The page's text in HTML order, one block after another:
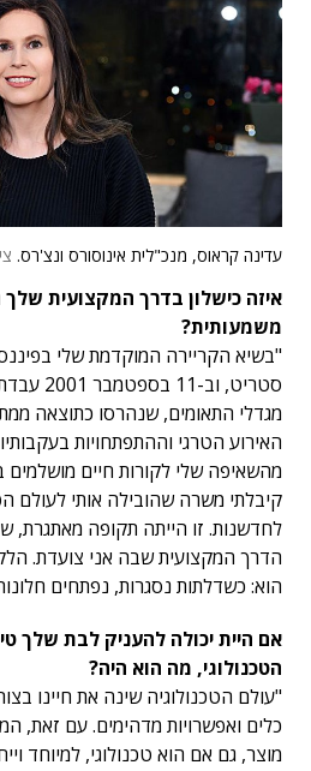
עדינה קראוס, מנכ"לית אינוסורס ונצ'רס.
איזה כישלון בדרך המקצועית
משמעותית?
"בשיא הקריירה המוקדמת שלי
סטריט,
מגדלי התאומים, שנהרסו כתוצאה
האירוע הטרגי וההתפתחויות
מהשאיפה שלי לקורות חיים
קיבלתי משרה שהובילה אותי לעולם
לחדשנות. זו הייתה תקופה מאתגרת,
הדרך המקצועית שבה אני צועדת.
הוא: כשדלתות נסגרות, נפתחים
אם היית יכולה להעניק לבת שלך
הטכנולוגי, מה הוא היה?
"עולם הטכנולוגיה שינה את חיינו
כלים ואפשרויות מדהימים. עם זאת,
מוצר, גם אם הוא טכנולוגי, למיוחד